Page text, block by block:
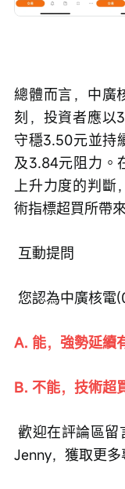
總體而言，中廣
刻，投資者應以
守穩3.50元並持
及3.84元阻力。
上升力度的判斷
術指標超買所帶
互動提問
您認為中廣核電
A. 能，強勢延續
B. 不能，技術超
歡迎在評論區留言分享您的看法，並關注港股窩輪
Jenny，獲取更多